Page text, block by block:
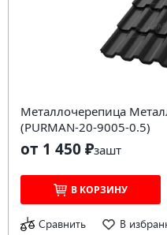
Металлочерепица
(PURMAN-20-9005-0.5)
от 1 450 ₽зашт
В КОРЗИНУ
Сравнить В